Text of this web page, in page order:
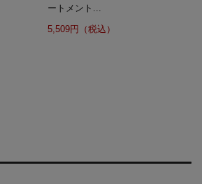
ートメント...
5,509円（税込）